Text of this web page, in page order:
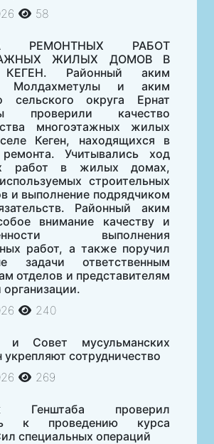
58
РЕМОНТНЫХ РАБОТ
ЖИЛЫХ ДОМОВ В
Районный аким
Молдахметулы и аким
сельского округа Ернат
проверили качество
многоэтажных жилых
Кеген, находящихся в
Учитывались ход
работ в жилых домах,
строительных
и выполнение подрядчиком
Районный аким
внимание качеству и
выполнения
работ, а также поручил
задачи ответственным
отделов и представителям
240
и Совет мусульманских
сотрудничество
269
Генштаба проверил
к проведению курса
специальных операций